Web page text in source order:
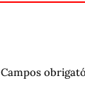
Campos